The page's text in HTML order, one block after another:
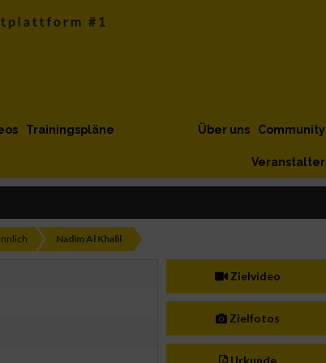
Trainingspläne Community
Über uns
Veranstalter
Nadim Al Khalil
Zielvideo
Zielfotos
Urkunde